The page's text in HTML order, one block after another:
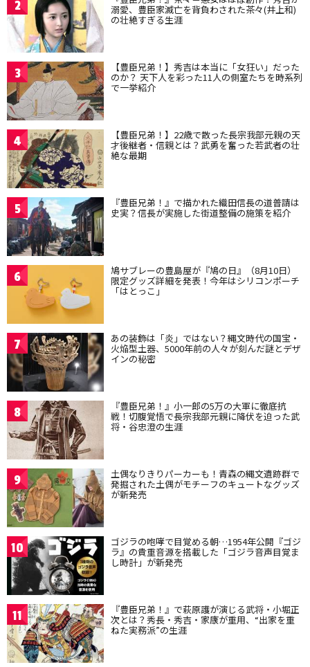
2 溺愛、豊臣家滅亡を背負わされた茶々(井上和)
の壮絶すぎる生涯
3 【豊臣兄弟！】秀吉は本当に「女狂い」だった
のか？ 天下人を彩った11人の側室たちを時系列
で一挙紹介
4 【豊臣兄弟！】22歳で散った長宗我部元親の天
才後継者・信親とは？武勇を奮った若武者の壮
絶な最期
5 『豊臣兄弟！』で描かれた織田信長の道普請は
史実？信長が実施した街道整備の施策を紹介
6 鳩サブレーの豊島屋が『鳩の日』（8月10日）
限定グッズ詳細を発表！今年はシリコンポーチ
「はとっこ」
7 あの装飾は「炎」ではない？縄文時代の国宝・
火焔型土器、5000年前の人々が刻んだ謎とデザ
インの秘密
8 『豊臣兄弟！』小一郎の5万の大軍に徹底抗
戦！切腹覚悟で長宗我部元親に降伏を迫った武
将・谷忠澄の生涯
9 土偶なりきりパーカーも！青森の縄文遺跡群で
発掘された土偶がモチーフのキュートなグッズ
が新発売
10 ゴジラの咆哮で目覚める朝…1954年公開『ゴジ
ラ』の貴重音源を搭載した「ゴジラ音声目覚ま
し時計」が新発売
11 『豊臣兄弟！』で萩原護が演じる武将・小堀正
次とは？秀長・秀吉・家康が重用、“出家を重
ねた実務派”の生涯